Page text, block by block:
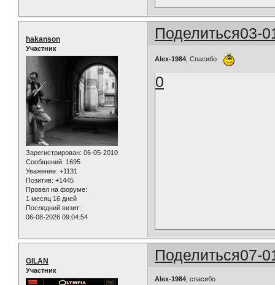
Поделиться03-
hakanson
Участник
Зарегистрирован: 06-05-2010
Сообщений: 1695
Уважение: +1131
Позитив: +1445
Провел на форуме:
1 месяц 16 дней
Последний визит:
06-08-2026 09:04:54
Alex-1984 , Спасибо
0
Поделиться07-
GILAN
Участник
Alex-1984 , спасибо